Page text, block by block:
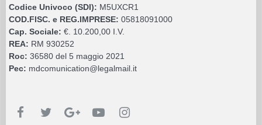
Codice Univoco (SDI): M5UXCR1
COD.FISC. e REG.IMPRESE: 05818091000
Cap. Sociale: €. 10.200,00 I.V.
REA: RM 930252
Roc: 36580 del 5 maggio 2021
Pec: mdcomunication@legalmail.it